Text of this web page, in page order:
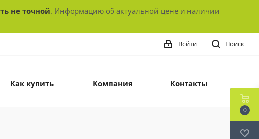
не точной. Информацию об актуальной цене и наличии
Поиск
Войти
Как купить Компания Контакты
0